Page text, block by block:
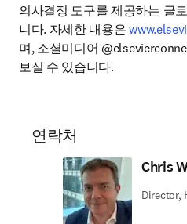
의사결정 도구를 제공하는 글
니다. 자세한 내용은
며, 소셜미디어
보실 수 있습니다.
연락처
Chris
Director,